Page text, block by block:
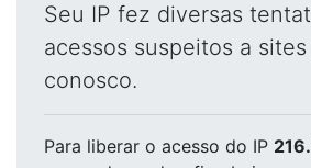
Seu IP fez diversas
acessos suspeitos a
conosco.
Para liberar o acesso do IP